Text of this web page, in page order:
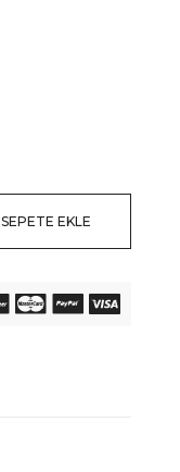
SEPETE EKLE